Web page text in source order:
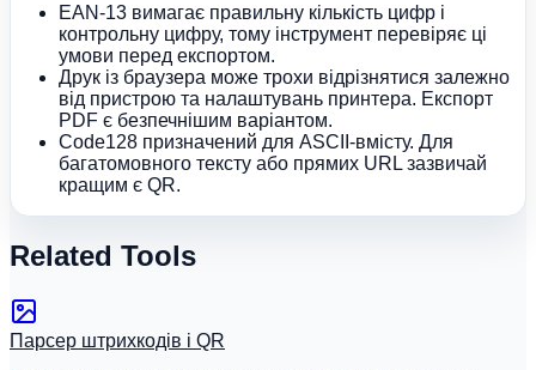
EAN-13 вимагає правильну кількість цифр і
контрольну цифру, тому інструмент перевіряє ці
умови перед експортом.
Друк із браузера може трохи відрізнятися залежно
від пристрою та налаштувань принтера. Експорт
PDF є безпечнішим варіантом.
Code128 призначений для ASCII-вмісту. Для
багатомовного тексту або прямих URL зазвичай
кращим є QR.
Related Tools
Парсер штрихкодів і QR